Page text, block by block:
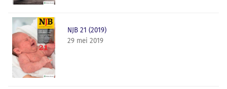
NJB 21 (2019)
29 mei 2019